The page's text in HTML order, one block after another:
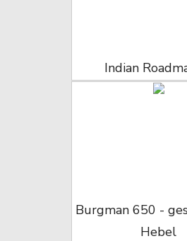
Indian
Burgman 650 -
Hebel